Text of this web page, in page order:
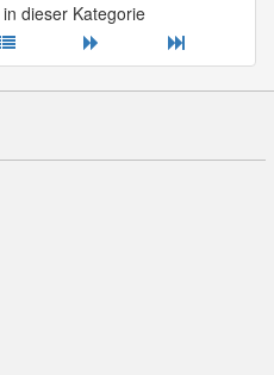
in dieser Kategorie